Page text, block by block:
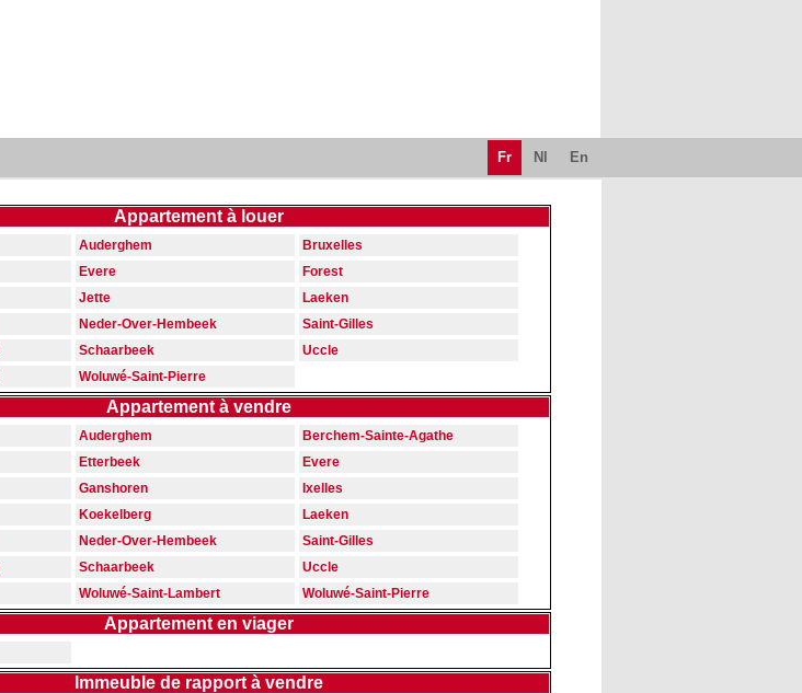
Fr Nl En
Appartement à louer
Auderghem
Bruxelles
Evere
Forest
Jette
Laeken
Neder-Over-Hembeek
Saint-Gilles
Schaarbeek
Uccle
Woluwé-Saint-Pierre
Appartement à vendre
Auderghem
Berchem-Sainte-Agathe
Etterbeek
Evere
Ganshoren
Ixelles
Koekelberg
Laeken
Neder-Over-Hembeek
Saint-Gilles
Schaarbeek
Uccle
Woluwé-Saint-Lambert Woluwé-Saint-Pierre
Appartement en viager
Immeuble de rapport à vendre